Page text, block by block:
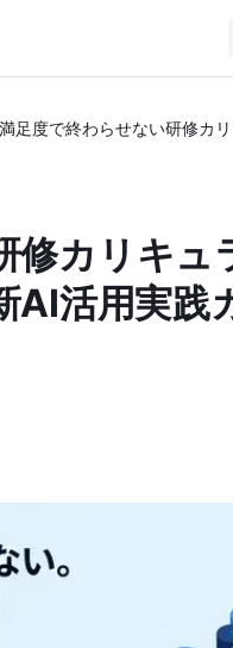
満足度で終わらせない研修カ
修カリキュ
AI活用実践